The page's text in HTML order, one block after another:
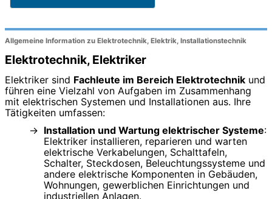
Allgemeine Information zu Elektrotechnik, Elektrik, Installationstechnik
Elektrotechnik, Elektriker
Elektriker sind Fachleute im Bereich Elektrotechnik und
führen eine Vielzahl von Aufgaben im Zusammenhang
mit elektrischen Systemen und Installationen aus. Ihre
Tätigkeiten umfassen:
Installation und Wartung elektrischer Systeme:
Elektriker installieren, reparieren und warten
elektrische Verkabelungen, Schalttafeln,
Schalter, Steckdosen, Beleuchtungssysteme und
andere elektrische Komponenten in Gebäuden,
Wohnungen, gewerblichen Einrichtungen und
industriellen Anlagen.